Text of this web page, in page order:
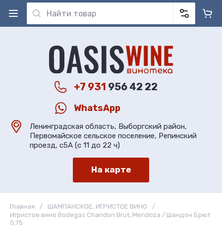
+7 931 956 42 22
WhatsApp
Ленинградская область, Выборгский район,
Первомайское сельское поселение, Репинский
проезд, с5А (с 11 до 22 ч)
На карте
Главная / ШАМПАНСКОЕ, ИГРИСТОЕ ВИНО
/
Игристое вино Bodegas Chandon Brut, Mendoza / Шандон Брют
0,75